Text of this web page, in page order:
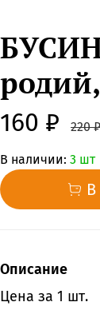
160 ₽ 220 ₽
В наличии: 3 шт
В
Описание
Цена за 1 шт.